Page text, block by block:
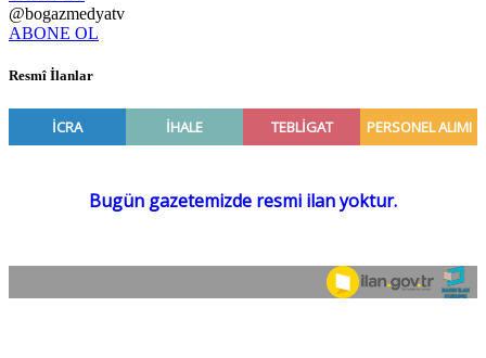
@bogazmedyatv
ABONE OL
Resmî İlanlar